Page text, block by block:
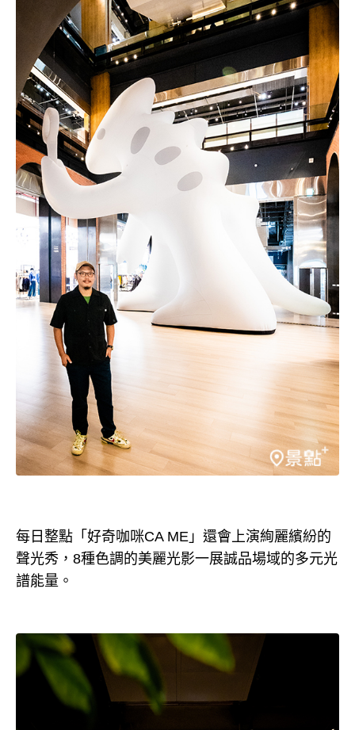
每日整點「好奇咖咪CA ME」還會上演絢麗繽紛的
聲光秀，8種色調的美麗光影一展誠品場域的多元光
譜能量。